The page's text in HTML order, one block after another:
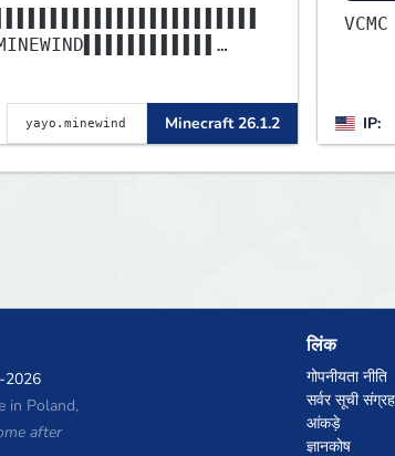
Minecraft 26.1.2 IP:
in Poland,
after
लिंक
गोपनीयता नीति
सर्वर सूची संग्रह
आंकड़े
ज्ञानकोष